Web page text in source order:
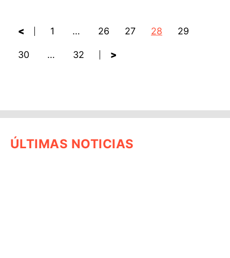
< 1 … 26 27 28 29
30 … 32 >
ÚLTIMAS NOTICIAS